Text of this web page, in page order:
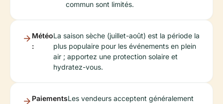
commun sont limités.
Météo
:
La saison sèche (juillet-août) est la période la
plus populaire pour les événements en plein
air ; apportez une protection solaire et
hydratez-vous.
PaiementsLes vendeurs acceptent généralement